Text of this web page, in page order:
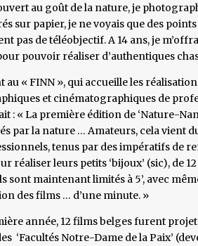
au goût de la nature, je
sur papier, je ne voyais que des
pas de téléobjectif. A 14 ans, je
pouvoir réaliser d’authentiques
au « FINN », qui accueille les
et cinématographiques de
: « La première édition de ‘Nature-
par la nature … Amateurs, cela vient
tenus par des impératifs de
réaliser leurs petits ‘bijoux’ (sic), de
sont maintenant limités à 5’, avec
des films … d’une minute. »
année, 12 films belges furent
‘Facultés Notre-Dame de la Paix’